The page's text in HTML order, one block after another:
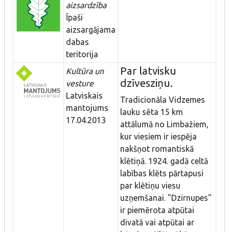
aizsardzība
Īpaši
aizsargājama
dabas
teritorija
Kultūra un
vesture
Latviskais
mantojums
17.04.2013
Par latvisku
dzīvesziņu.
Tradicionāla Vidzemes
lauku sēta 15 km
attālumā no Limbažiem,
kur viesiem ir iespēja
nakšņot romantiskā
klētiņā. 1924. gadā celtā
labības klēts pārtapusi
par klētiņu viesu
uzņemšanai. "Dzirnupes"
ir piemērota atpūtai
divatā vai atpūtai ar